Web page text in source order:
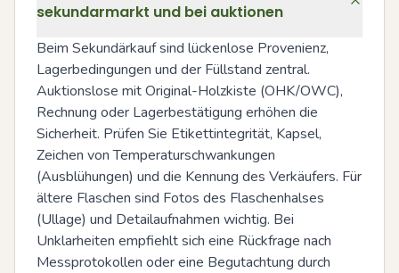
sekundarmarkt und bei auktionen
Beim Sekundärkauf sind lückenlose Provenienz,
Lagerbedingungen und der Füllstand zentral.
Auktionslose mit Original-Holzkiste (OHK/OWC),
Rechnung oder Lagerbestätigung erhöhen die
Sicherheit. Prüfen Sie Etikettintegrität, Kapsel,
Zeichen von Temperaturschwankungen
(Ausblühungen) und die Kennung des Verkäufers. Für
ältere Flaschen sind Fotos des Flaschenhalses
(Ullage) und Detailaufnahmen wichtig. Bei
Unklarheiten empfiehlt sich eine Rückfrage nach
Messprotokollen oder eine Begutachtung durch